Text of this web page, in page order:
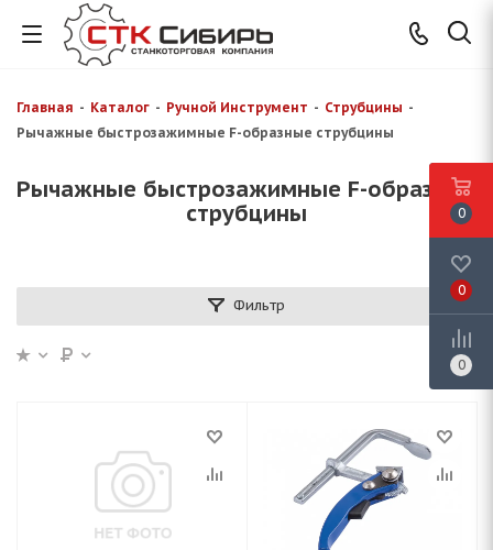
Главная - Каталог - Ручной Инструмент - Струбцины -
Рычажные быстрозажимные F-образные струбцины
Рычажные быстрозажимные F-образные
струбцины
Фильтр
0
0
0